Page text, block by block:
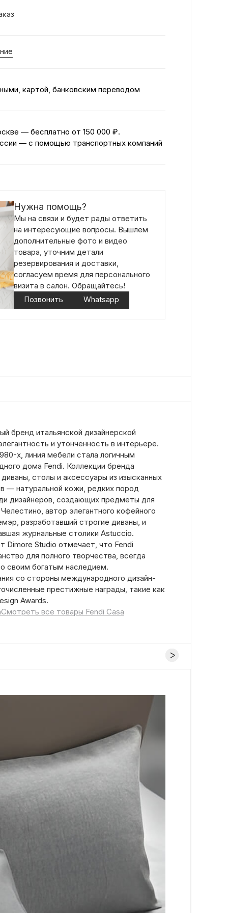
картой, банковским переводом
— бесплатно от 150 000 ₽.
— с помощью транспортных компаний
Нужна помощь?
Мы на связи и будет рады ответить
на интересующие вопросы. Вышлем
дополнительные фото и видео
товара, уточним детали
резервирования и доставки,
согласуем время для персонального
визита в салон. Обращайтесь!
Позвонить
Whatsapp
бренд итальянской дизайнерской
и утонченность в интерьере.
х, линия мебели стала логичным
дома Fendi. Коллекции бренда
столы и аксессуары из изысканных
— натуральной кожи, редких пород
дизайнеров, создающих предметы для
автор элегантного кофейного
разработавший строгие диваны, и
журнальные столики Astuccio.
Dimore Studio отмечает, что Fendi
для полного творчества, всегда
своим богатым наследием.
со стороны международного дизайн-
престижные награды, такие как
Awards.
Смотреть все товары Fendi Casa